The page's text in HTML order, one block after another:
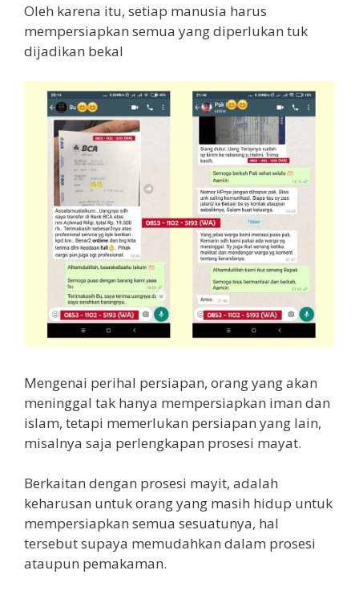
Oleh karena itu, setiap manusia harus
mempersiapkan semua yang diperlukan tuk
dijadikan bekal
Mengenai perihal persiapan, orang yang akan
meninggal tak hanya mempersiapkan iman dan
islam, tetapi memerlukan persiapan yang lain,
misalnya saja perlengkapan prosesi mayat.
Berkaitan dengan prosesi mayit, adalah
keharusan untuk orang yang masih hidup untuk
mempersiapkan semua sesuatunya, hal
tersebut supaya memudahkan dalam prosesi
ataupun pemakaman.